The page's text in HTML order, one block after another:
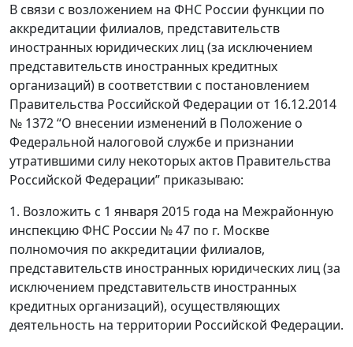
В связи с возложением на ФНС России функции по
аккредитации филиалов, представительств
иностранных юридических лиц (за исключением
представительств иностранных кредитных
организаций) в соответствии с постановлением
Правительства Российской Федерации от 16.12.2014
№ 1372 “О внесении изменений в Положение о
Федеральной налоговой службе и признании
утратившими силу некоторых актов Правительства
Российской Федерации” приказываю:
1. Возложить с 1 января 2015 года на Межрайонную
инспекцию ФНС России № 47 по г. Москве
полномочия по аккредитации филиалов,
представительств иностранных юридических лиц (за
исключением представительств иностранных
кредитных организаций), осуществляющих
деятельность на территории Российской Федерации.